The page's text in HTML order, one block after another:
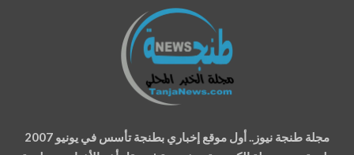
مجلة طنجة نيوز.. أول موقع إخباري بطنجة تأسس في يونيو 2007